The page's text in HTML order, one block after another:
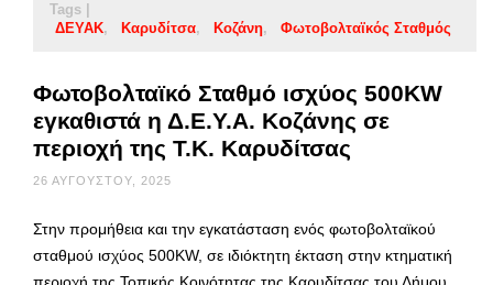
Tags |
ΔΕΥΑΚ
Καρυδίτσα Κοζάνη Φωτοβολταϊκός Σταθμός
Φωτοβολταϊκό Σταθμό ισχύος 500KW
εγκαθιστά η Δ.Ε.Υ.Α. Κοζάνης σε
περιοχή της Τ.Κ. Καρυδίτσας
26 ΑΥΓΟΎΣΤΟΥ, 2025
Στην προμήθεια και την εγκατάσταση ενός φωτοβολταϊκού
σταθμού ισχύος 500KW, σε ιδιόκτητη έκταση στην κτηματική